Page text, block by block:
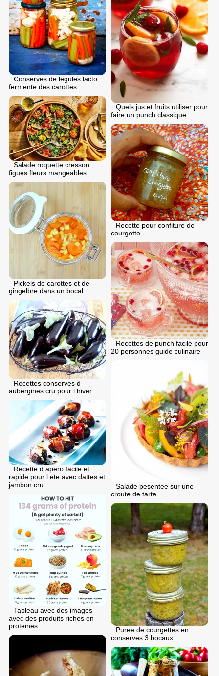
Conserves de legules lacto
fermente des carottes
Quels jus et fruits utiliser pour
faire un punch classique
Salade roquette cresson
figues fleurs mangeables
Recette pour confiture de
courgette
Pickels de carottes et de
gingelbre dans un bocal
Recettes de punch facile pour
20 personnes guide culinaire
Recettes conserves d
aubergines cru pour l hiver
Salade pesentee sur une
croute de tarte
Recette d apero facile et
rapide pour l ete avec dattes et
jambon cru
Tableau avec des images
avec des produits riches en
proteines
Puree de courgettes en
conserves 3 bocaux